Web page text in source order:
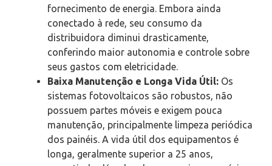
fornecimento de energia. Embora ainda
conectado à rede, seu consumo da
distribuidora diminui drasticamente,
conferindo maior autonomia e controle sobre
seus gastos com eletricidade.
Baixa Manutenção e Longa Vida Útil: Os
sistemas fotovoltaicos são robustos, não
possuem partes móveis e exigem pouca
manutenção, principalmente limpeza periódica
dos painéis. A vida útil dos equipamentos é
longa, geralmente superior a 25 anos,